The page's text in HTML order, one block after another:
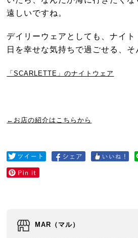
遠しいですね。
デイリーウェアとしても、ナイト
日を幸せな気持ちで過ごせる、そ
「SCARLETTE」のナイトウェア
←お店の紹介はこちらから
MAR（マル）